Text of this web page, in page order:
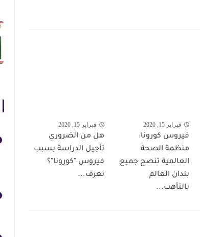
فبراير 15, 2020
فيروس كورونا:
منظمة الصحة
العالمية تنصح جميع
بلدان العالم
بالتأهب...
فبراير 15, 2020
هل من الضروري
تأجيل الدراسة بسبب
فيروس "كورونا"؟
تعرف...